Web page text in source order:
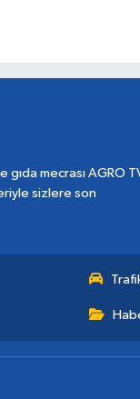
gıda mecrası AGRO
sizlere son